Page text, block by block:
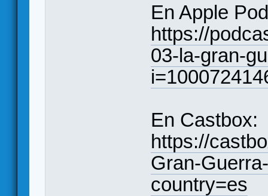
En Apple
https://
03-la-gran-
En Castbox:
https://
Gran-
country=es